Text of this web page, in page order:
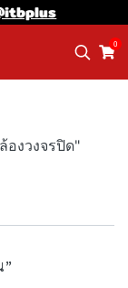
0
งวงจรปิด"
”